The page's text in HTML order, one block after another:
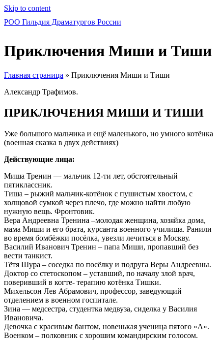
Skip to content
РОО Гильдия Драматургов России
Приключения Миши и Тиши
Главная страница » Приключения Миши и Тиши
Александр Трафимов.
ПРИКЛЮЧЕНИЯ МИШИ И ТИШИ
Уже большого мальчика и ещё маленького, но умного котёнка
(военная сказка в двух действиях)
Действующие лица:
Миша Тренин — мальчик 12-ти лет, обстоятельный
пятиклассник.
Тиша – рыжий мальчик-котёнок с пушистым хвостом, с
холщовой сумкой через плечо, где можно найти любую
нужную вещь. Фронтовик.
Вера Андреевна Тренина –молодая женщина, хозяйка дома,
мама Миши и его брата, курсанта военного училища. Ранили
во время бомбёжки посёлка, увезли лечиться в Москву.
Василий Иванович Тренин – папа Миши, пропавший без
вести танкист.
Тётя Шура – соседка по посёлку и подруга Веры Андреевны.
Доктор со стетоскопом – уставший, по началу злой врач,
поверивший в когте- терапию котёнка Тишки.
Михельсон Лев Абрамович, профессор, заведующий
отделением в военном госпитале.
Зина — медсестра, студентка медвуза, сиделка у Василия
Ивановича.
Девочка с красивым бантом, новенькая ученица пятого «А».
Военком – полковник с хорошим командирским голосом.